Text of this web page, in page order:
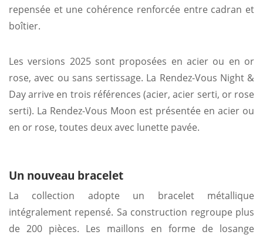
repensée et une cohérence renforcée entre cadran et
boîtier.
Les versions 2025 sont proposées en acier ou en or
rose, avec ou sans sertissage. La Rendez-Vous Night &
Day arrive en trois références (acier, acier serti, or rose
serti). La Rendez-Vous Moon est présentée en acier ou
en or rose, toutes deux avec lunette pavée.
Un nouveau bracelet
La collection adopte un bracelet métallique
intégralement repensé. Sa construction regroupe plus
de 200 pièces. Les maillons en forme de losange